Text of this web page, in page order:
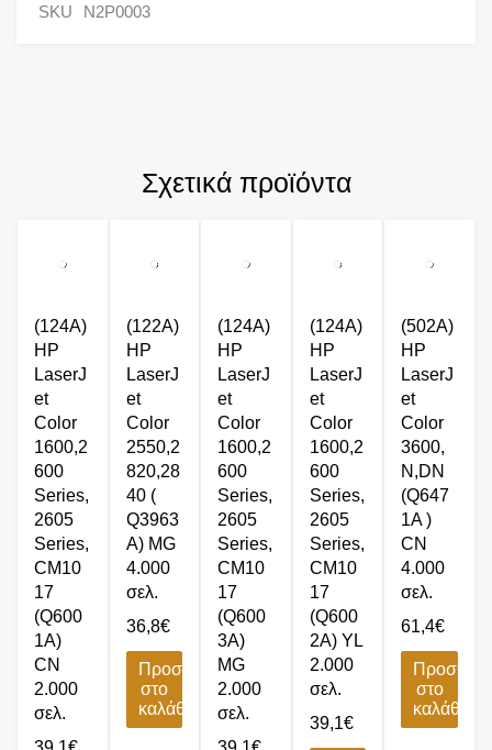
SKU N2P0003
Σχετικά προϊόντα
(124A)
HP
LaserJ
et
Color
1600,2
600
Series,
2605
Series,
CM10
17
(Q600
1A)
CN
2.000
σελ.
(122A)
HP
LaserJ
et
Color
2550,2
820,28
40 (
Q3963
A) MG
4.000
σελ.
36,8€
Προσθήκη
στο
καλάθι
(124A)
HP
LaserJ
et
Color
1600,2
600
Series,
2605
Series,
CM10
17
(Q600
3A)
MG
2.000
σελ.
(124A)
HP
LaserJ
et
Color
1600,2
600
Series,
2605
Series,
CM10
17
(Q600
2A) YL
2.000
σελ.
39,1€
(502A)
HP
LaserJ
et
Color
3600,
N,DN
(Q647
1A )
CN
4.000
σελ.
61,4€
στο
καλάθι